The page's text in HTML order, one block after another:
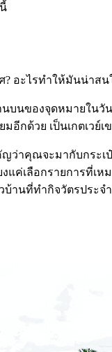
อะไรทำให้มันน่าสน
นของจุดหมายใน
อีกด้วย เป็นเกตเ
ว่าคุณจะมากับกร
ค่เลือกรายการที่
านที่ทำกิจวัตรปร